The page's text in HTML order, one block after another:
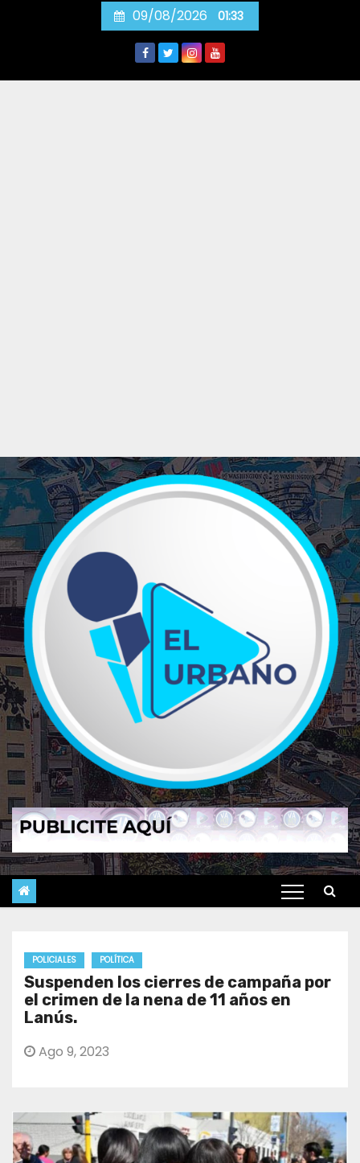
09/08/2026 01:33
POLICIALES POLÍTICA
Suspenden los cierres de campaña por
el crimen de la nena de 11 años en
Lanús.
Ago 9, 2023